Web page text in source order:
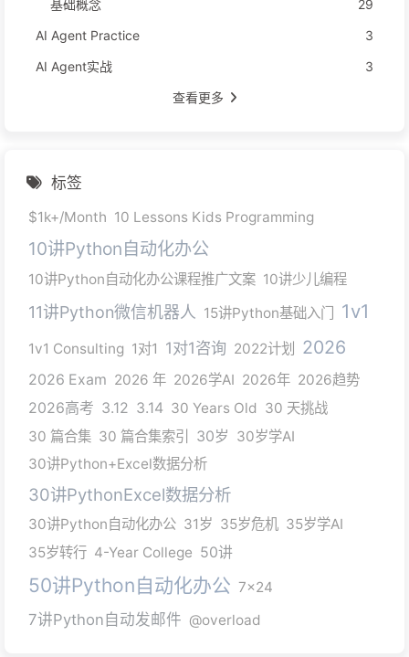
基础概念
29
AI Agent Practice
3
AI Agent实战
3
查看更多
标签
$1k+/Month 10 Lessons Kids Programming
10讲Python自动化办公
10讲Python自动化办公课程推广文案 10讲少儿编程
11讲Python微信机器人 15讲Python基础入门 1v1
1v1 Consulting 1对1 1对1咨询 2022计划 2026
2026 Exam 2026 年 2026学AI 2026年 2026趋势
2026高考 3.12 3.14 30 Years Old 30 天挑战
30 篇合集 30 篇合集索引 30岁 30岁学AI
30讲Python+Excel数据分析
30讲PythonExcel数据分析
30讲Python自动化办公 31岁 35岁危机 35岁学AI
35岁转行 4-Year College 50讲
50讲Python自动化办公 7x24
7讲Python自动发邮件 @overload